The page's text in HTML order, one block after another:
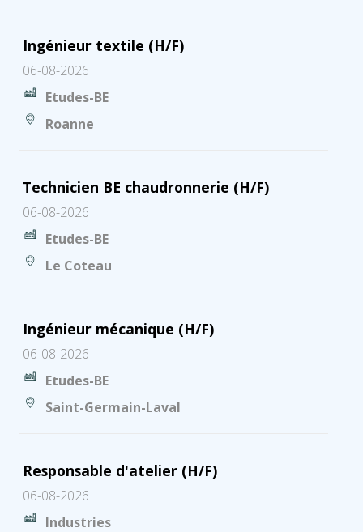
Ingénieur textile (H/F)
06-08-2026
Etudes-BE
Roanne
Technicien BE chaudronnerie (H/F)
06-08-2026
Etudes-BE
Le Coteau
Ingénieur mécanique (H/F)
06-08-2026
Etudes-BE
Saint-Germain-Laval
Responsable d'atelier (H/F)
06-08-2026
Industries